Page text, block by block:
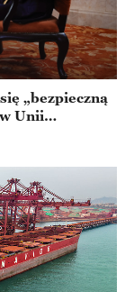
„bezpieczną
Unii